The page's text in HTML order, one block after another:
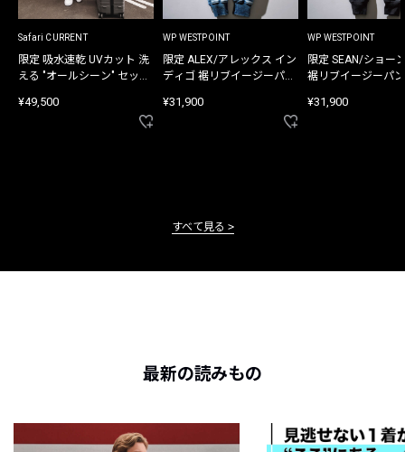
Safari CURRENT
限定 吸水速乾 UVカット 洗
える "オールシーン" セット
¥49,500
WP WESTPOINT
限定 ALEX/アレックス イン
ディゴ 裾リブイージーパン
¥31,900
WP WESTPOINT
限定 SEAN/ショー
裾リブイージーパ
¥31,900
すべて見る
最新の読みもの